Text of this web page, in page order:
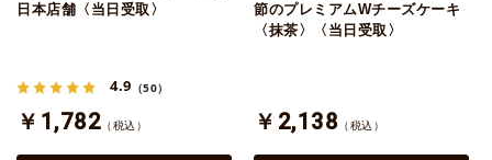
日本店舗〈当日受取〉
4.9 （50）
￥1,782 （税込）
節のプレミアムWチーズケーキ
〈抹茶〉〈当日受取〉
￥2,138 （税込）